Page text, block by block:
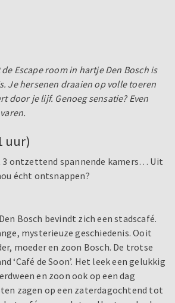
Escape room in hartje Den Bosch is
Je hersenen draaien op volle toeren
door je lijf. Genoeg sensatie? Even
uur)
3 ontzettend spannende kamers… Uit
écht ontsnappen?
Bosch bevindt zich een stadscafé.
mysterieuze geschiedenis. Ooit
moeder en zoon Bosch. De trotse
‘Café de Soon’. Het leek een gelukkig
en zoon ook op een dag
zagen op een zaterdagochtend tot